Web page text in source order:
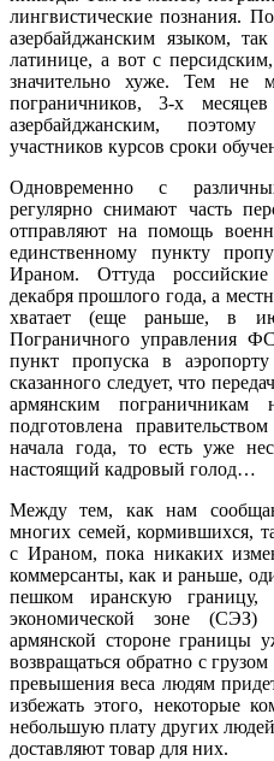
лингвистические познания.
азербайджанским языком,
латинице, а вот с
значительно хуже. Тем не
пограничников, 3-х
азербайджанским,
участников курсов сроки
Одновременно с
регулярно снимают часть
отправляют на помощь
единственному пункту
Ираном. Оттуда
декабря прошлого года, а
хватает (еще раньше, в
Пограничного управления
пункт пропуска в
сказанного следует, что
армянским
подготовлена
начала года, то есть уже
настоящий кадровый голод…
Между тем, как нам
многих семей, кормившихся,
с Ираном, пока никаких
коммерсанты, как и раньше,
пешком иранскую границу,
экономической зоне
армянской стороне границы
возвращаться обратно с
превышения веса людям
избежать этого, некоторые
небольшую плату других
доставляют товар для них.